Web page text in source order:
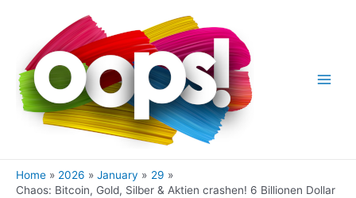
Home 2026 January
29
Chaos: Bitcoin, Gold, Silber & Aktien crashen! 6 Billionen Dollar